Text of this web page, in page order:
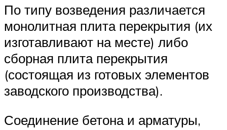
По типу возведения различается
монолитная плита перекрытия (их
изготавливают на месте) либо
сборная плита перекрытия
(состоящая из готовых элементов
заводского производства).
Соединение бетона и арматуры,